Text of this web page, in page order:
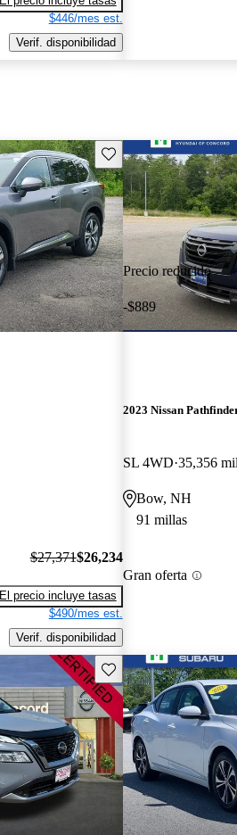
$446/mes est.
Verif. disponibilidad
Guarda este Aviso
$27,371$26,234
El precio incluye tasas
$490/mes est.
Verif. disponibilidad
Precio reducido
-$889
2023 Nissan
SL 4WD 35,356
Bow, NH
91 millas
Gran oferta
Guarda este Aviso